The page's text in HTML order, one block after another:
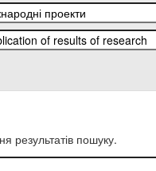
результатів пошуку.